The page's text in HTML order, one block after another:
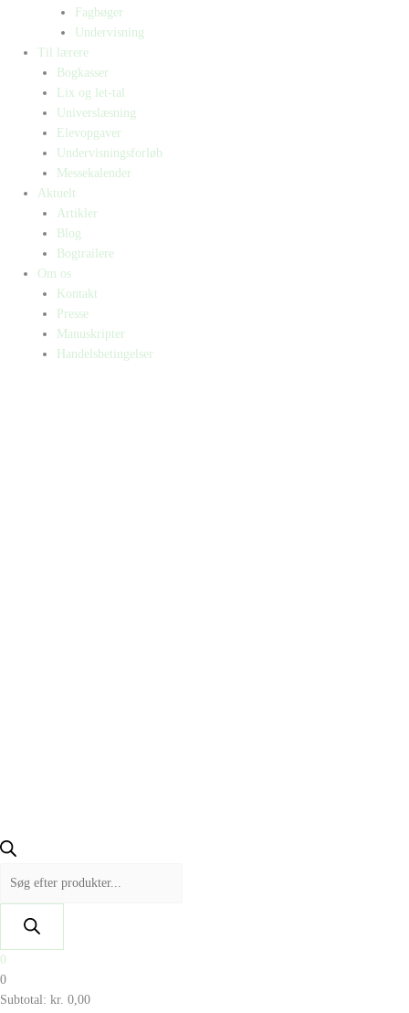
Fagbøger
Undervisning
Til lærere
Bogkasser
Lix og let-tal
Universlæsning
Elevopgaver
Undervisningsforløb
Messekalender
Aktuelt
Artikler
Blog
Bogtrailere
Om os
Kontakt
Presse
Manuskripter
Handelsbetingelser
0
0
Subtotal: kr. 0,00